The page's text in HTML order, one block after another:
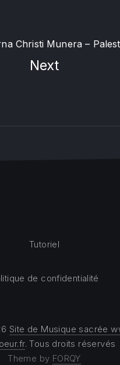
Christi Munera –
Next
Site de Musique sacrée
. Tous droits réservés
Theme by FORQY
Tutoriel
de confidentialité